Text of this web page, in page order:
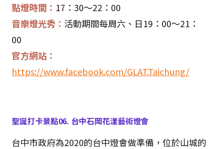
點燈時間： 17 ： 30～22 ： 00
音樂燈光秀： 活動期間每周六、日19 ： 00～21 ：
00
官方網站：
https://www.facebook.com/GLAT.Taichung/
聖誕打卡景點06. 台中石岡花漾藝術燈會
台中市政府為2020的台中燈會做準備，位於山城的